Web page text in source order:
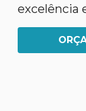
excelência